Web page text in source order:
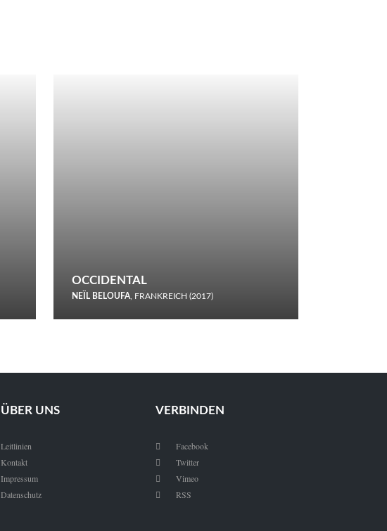
OCCIDENTAL
NEÏL BELOUFA, FRANKREICH (2017)
ÜBER UNS
Leitlinien
Kontakt
Impressum
Datenschutz
VERBINDEN
 Facebook
 Twitter
 Vimeo
 RSS